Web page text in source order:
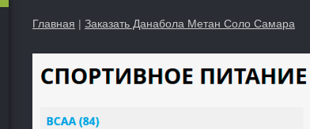
Главная | Заказать Данабола Метан Соло Самара